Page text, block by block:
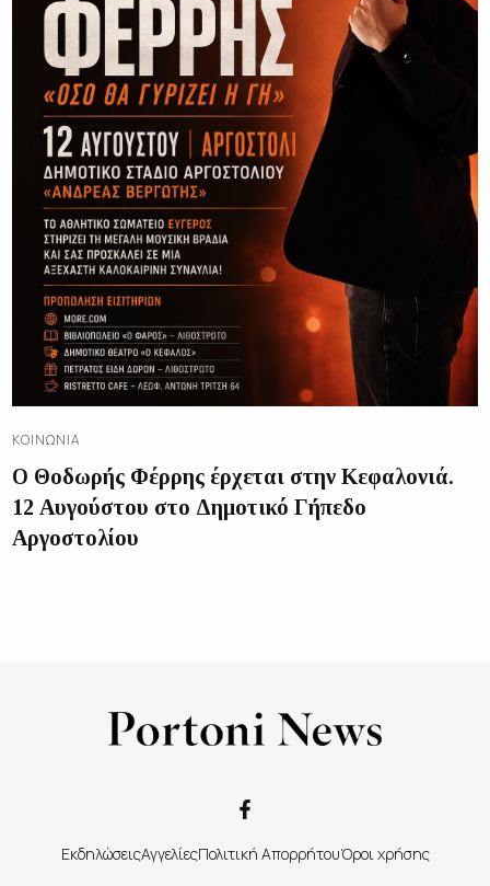
ΚΟΙΝΩΝΊΑ
Ο Θοδωρής Φέρρης έρχεται στην Κεφαλονιά.
12 Αυγούστου στο Δημοτικό Γήπεδο
Αργοστολίου
ΕκδηλώσειςΑγγελίεςΠολιτική ΑπορρήτουΌροι χρήσης